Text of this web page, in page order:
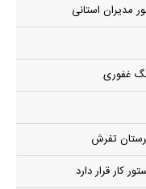
مدیران استانی
غفوری
تفرش
کار قرار دارد